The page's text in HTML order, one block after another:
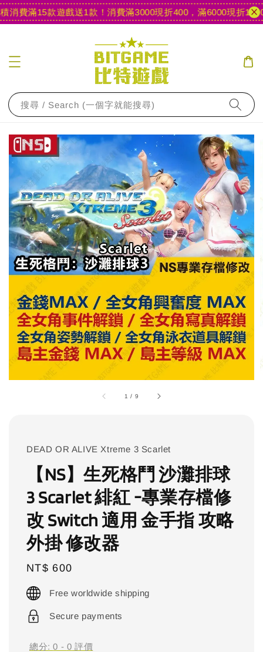
費滿15款遊戲送1款！ 消費滿3000現折400，滿6000現折1000
搜尋 / Search (一個字就能搜尋)
1 / 9
DEAD OR ALIVE Xtreme 3 Scarlet
【NS】生死格鬥 沙灘排球
3 Scarlet 緋紅 -專業存檔修
改 Switch 適用 金手指 攻略
外掛 修改器
Regular
price
NT$ 600
Free worldwide shipping
Secure payments
總分:0 - 0 評價